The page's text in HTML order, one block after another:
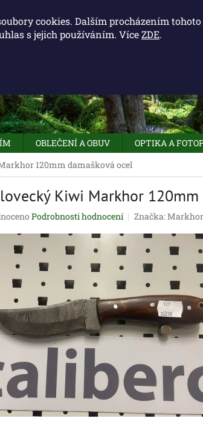
cookies. Dalším procházením tohoto
s jejich používáním. VíceZDE.
OBLEČENÍ A OBUV OPTIKA A
120mm damašková ocel
Kiwi Markhor
Podrobnosti hodnocení Značka:Markhor